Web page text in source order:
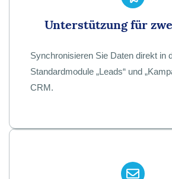
Unterstützung für
Synchronisieren Sie Daten direkt in
Standardmodule „Leads“ und
CRM.